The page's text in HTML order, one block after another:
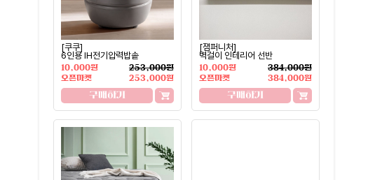
[쿠쿠]
6인용 IH전기압력밥솥
10,000원
253,000원
오픈마켓
253,000원
구매하기
[잼퍼니처]
벽걸이 인테리어 선반
10,000원
384,000원
오픈마켓
384,000원
구매하기